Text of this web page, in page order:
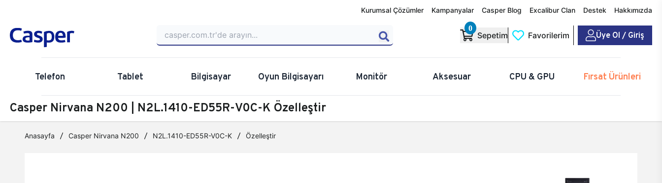
Kurumsal Çözümler Kampanyalar Casper Blog Excalibur Clan Destek Hakkımızda
0
Sepetim Favorilerim Üye Ol / Giriş
Telefon Tablet Bilgisayar Oyun Bilgisayarı Monitör Aksesuar CPU & GPU Fırsat Ürünleri
Casper Nirvana N200 | N2L.1410-ED55R-V0C-K Özelleştir
Anasayfa Casper Nirvana N200 N2L.1410-ED55R-V0C-K Özelleştir